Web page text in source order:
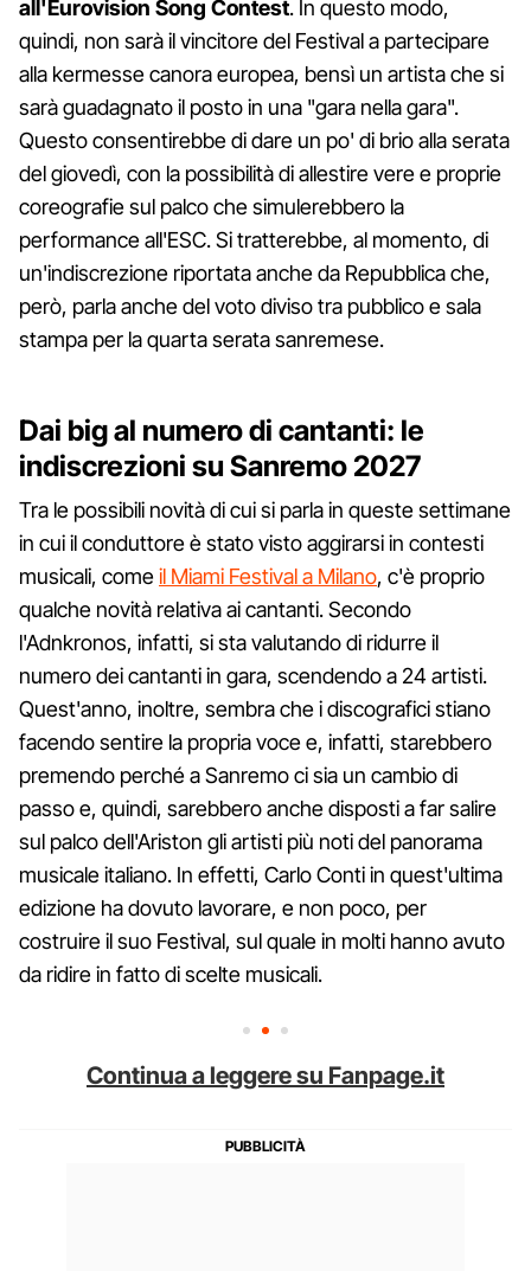
all'Eurovision Song Contest. In questo modo,
quindi, non sarà il vincitore del Festival a partecipare
alla kermesse canora europea, bensì un artista che si
sarà guadagnato il posto in una "gara nella gara".
Questo consentirebbe di dare un po' di brio alla serata
del giovedì, con la possibilità di allestire vere e proprie
coreografie sul palco che simulerebbero la
performance all'ESC. Si tratterebbe, al momento, di
un'indiscrezione riportata anche da Repubblica che,
però, parla anche del voto diviso tra pubblico e sala
stampa per la quarta serata sanremese.
Dai big al numero di cantanti: le
indiscrezioni su Sanremo 2027
Tra le possibili novità di cui si parla in queste settimane
in cui il conduttore è stato visto aggirarsi in contesti
musicali, comeil Miami Festival a Milano, c'è proprio
qualche novità relativa ai cantanti. Secondo
l'Adnkronos, infatti, si sta valutando di ridurre il
numero dei cantanti in gara, scendendo a 24 artisti.
Quest'anno, inoltre, sembra che i discografici stiano
facendo sentire la propria voce e, infatti, starebbero
premendo perché a Sanremo ci sia un cambio di
passo e, quindi, sarebbero anche disposti a far salire
sul palco dell'Ariston gli artisti più noti del panorama
musicale italiano. In effetti, Carlo Conti in quest'ultima
edizione ha dovuto lavorare, e non poco, per
costruire il suo Festival, sul quale in molti hanno avuto
da ridire in fatto di scelte musicali.
Continua a leggere su Fanpage.it